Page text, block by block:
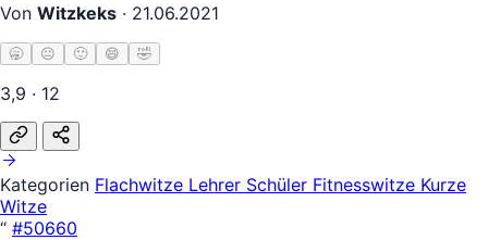
Von Witzkeks · 21.06.2021
🥱 😐 🙂 😄 🤣
3,9 · 12
Kategorien Flachwitze Lehrer Schüler Fitnesswitze Kurze
Witze
“ #50660